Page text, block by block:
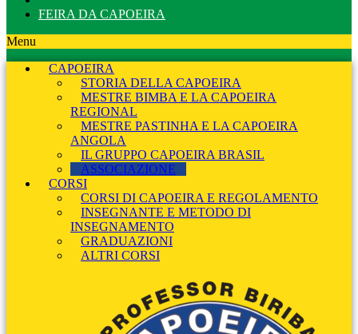
FEIRA DA CAPOEIRA
Menu
CAPOEIRA
STORIA DELLA CAPOEIRA
MESTRE BIMBA E LA CAPOEIRA
REGIONAL
MESTRE PASTINHA E LA CAPOEIRA
ANGOLA
IL GRUPPO CAPOEIRA BRASIL
ASSOCIAZIONE
CORSI
CORSI DI CAPOEIRA E REGOLAMENTO
INSEGNANTE E METODO DI
INSEGNAMENTO
GRADUAZIONI
ALTRI CORSI